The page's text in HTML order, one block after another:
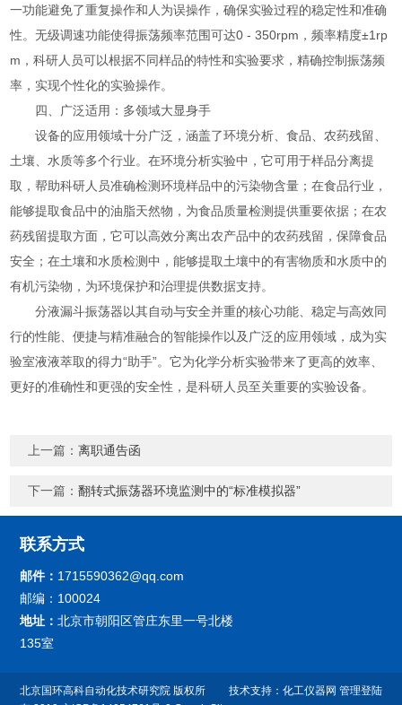
一功能避免了重复操作和人为误操作，确保实验过程的稳定性和准确
性。无级调速功能使得振荡频率范围可达0 - 350rpm，频率精度±1rp
m，科研人员可以根据不同样品的特性和实验要求，精确控制振荡频
率，实现个性化的实验操作。
四、广泛适用：多领域大显身手
设备的应用领域十分广泛，涵盖了环境分析、食品、农药残留、
土壤、水质等多个行业。在环境分析实验中，它可用于样品分离提
取，帮助科研人员准确检测环境样品中的污染物含量；在食品行业，
能够提取食品中的油脂天然物，为食品质量检测提供重要依据；在农
药残留提取方面，它可以高效分离出农产品中的农药残留，保障食品
安全；在土壤和水质检测中，能够提取土壤中的有害物质和水质中的
有机污染物，为环境保护和治理提供数据支持。
分液漏斗振荡器以其自动与安全并重的核心功能、稳定与高效同
行的性能、便捷与精准融合的智能操作以及广泛的应用领域，成为实
验室液液萃取的得力“助手”。它为化学分析实验带来了更高的效率、
更好的准确性和更强的安全性，是科研人员至关重要的实验设备。
上一篇：离职通告函
下一篇：翻转式振荡器环境监测中的“标准模拟器”
联系方式
邮件： 1715590362@qq.com
邮编：100024
地址：北京市朝阳区管庄东里一号北楼
135室
技术支持： 化工仪器网 管理登陆
北京国环高科自动化技术研究院 版权所